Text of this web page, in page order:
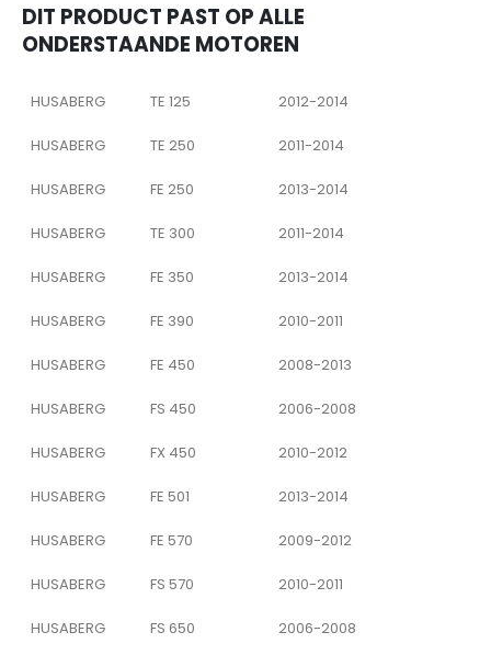
DIT PRODUCT PAST OP ALLE
ONDERSTAANDE MOTOREN
HUSABERG TE 125 2012-2014
HUSABERG TE 250 2011-2014
HUSABERG FE 250 2013-2014
HUSABERG TE 300 2011-2014
HUSABERG FE 350 2013-2014
HUSABERG FE 390 2010-2011
HUSABERG FE 450 2008-2013
HUSABERG FS 450 2006-2008
HUSABERG FX 450 2010-2012
HUSABERG FE 501 2013-2014
HUSABERG FE 570 2009-2012
HUSABERG FS 570 2010-2011
HUSABERG FS 650 2006-2008